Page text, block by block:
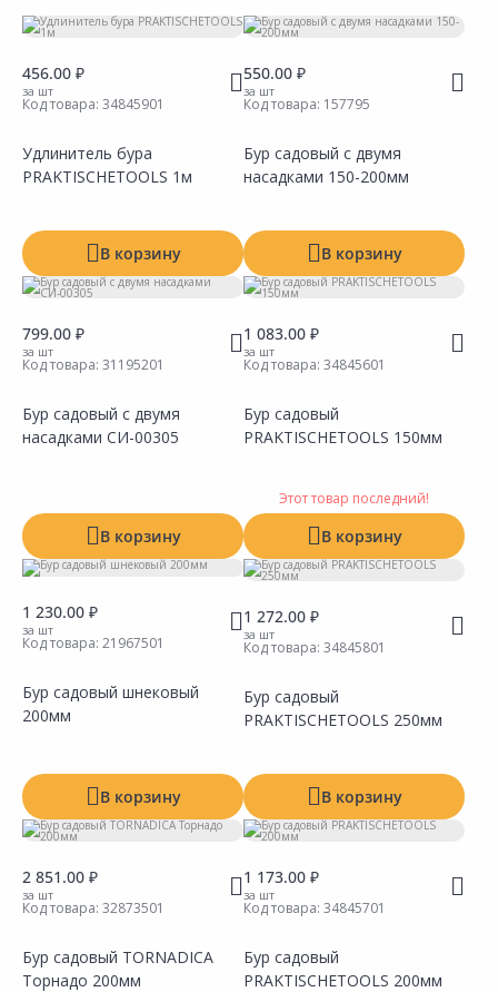
Длина
Производитель
Тип
456.00 ₽
за шт
Код товара: 34845901
Удлинитель бура
PRAKTISCHETOOLS 1м
В корзину
550.00 ₽
за шт
Код товара: 157795
Бур садовый с двумя
насадками 150-200мм
В корзину
799.00 ₽
за шт
Код товара: 31195201
Бур садовый с двумя
насадками СИ-00305
В корзину
1 083.00 ₽
за шт
Код товара: 34845601
Бур садовый
PRAKTISCHETOOLS 150мм
Этот товар последний!
В корзину
1 230.00 ₽
за шт
Код товара: 21967501
Бур садовый шнековый
200мм
В корзину
1 272.00 ₽
за шт
Код товара: 34845801
Бур садовый
PRAKTISCHETOOLS 250мм
В корзину
2 851.00 ₽
за шт
Код товара: 32873501
Бур садовый TORNADICA
Торнадо 200мм
1 173.00 ₽
за шт
Код товара: 34845701
Бур садовый
PRAKTISCHETOOLS 200мм